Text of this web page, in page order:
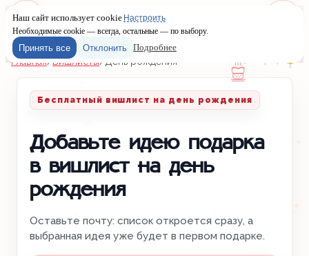
Меню
Главная/Вишлисты/ День рождения
Бесплатный вишлист на день рождения
Добавьте идею подарка
в вишлист на день
рождения
Оставьте почту: список откроется сразу, а
выбранная идея уже будет в первом подарке.
Наш сайт использует cookie Настроить
Необходимые cookie — всегда, остальные — по выбору.
Принять все Отклонить Подробнее